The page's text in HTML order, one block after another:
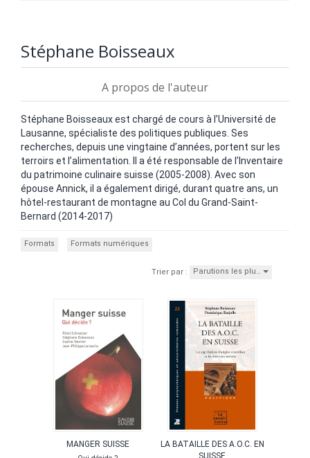
Stéphane Boisseaux
A propos de l'auteur
Stéphane Boisseaux est chargé de cours à l’Université de
Lausanne, spécialiste des politiques publiques. Ses
recherches, depuis une vingtaine d’années, portent sur les
terroirs et l’alimentation. Il a été responsable de l’Inventaire
du patrimoine culinaire suisse (2005-2008). Avec son
épouse Annick, il a également dirigé, durant quatre ans, un
hôtel-restaurant de montagne au Col du Grand-Saint-
Bernard (2014-2017)
Formats Formats numériques
Trier par : Parutions les plu…
MANGER SUISSE
LA BATAILLE DES A.O.C. EN